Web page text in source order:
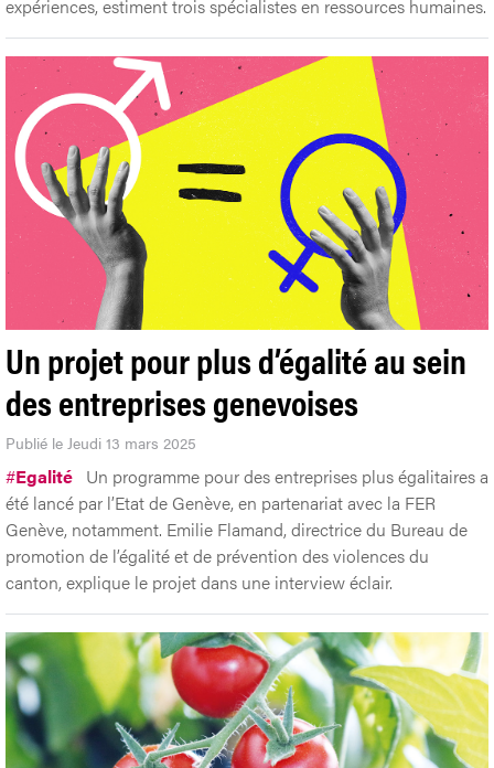
expériences, estiment trois spécialistes en ressources humaines.
Un projet pour plus d’égalité au sein
des entreprises genevoises
Publié le Jeudi 13 mars 2025
#Egalité Un programme pour des entreprises plus égalitaires a
été lancé par l’Etat de Genève, en partenariat avec la FER
Genève, notamment. Emilie Flamand, directrice du Bureau de
promotion de l’égalité et de prévention des violences du
canton, explique le projet dans une interview éclair.